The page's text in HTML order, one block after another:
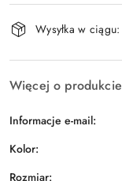
Dostępność
i
dostawa
Wysyłka w ciągu:
Więcej o produkcie
Informacje e-mail:
Kolor:
Rozmiar: